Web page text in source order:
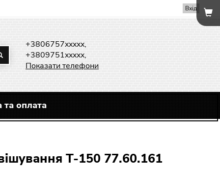
Вхід
+3806757xxxxx,
+3809751xxxxx,
Показати телефони
та оплата
Т-150 77.60.161